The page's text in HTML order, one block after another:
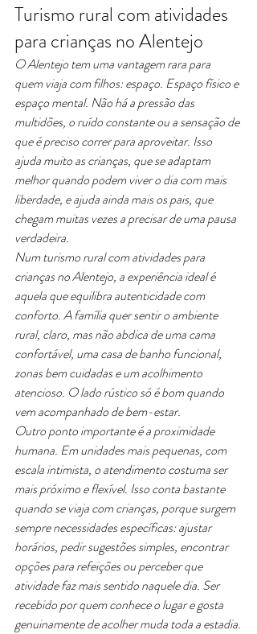
Turismo rural com atividades
para crianças no Alentejo
O Alentejo tem uma vantagem rara para
quem viaja com filhos: espaço. Espaço físico e
espaço mental. Não há a pressão das
multidões, o ruído constante ou a sensação de
que é preciso correr para aproveitar. Isso
ajuda muito as crianças, que se adaptam
melhor quando podem viver o dia com mais
liberdade, e ajuda ainda mais os pais, que
chegam muitas vezes a precisar de uma pausa
verdadeira.
Num turismo rural com atividades para
crianças no Alentejo, a experiência ideal é
aquela que equilibra autenticidade com
conforto. A família quer sentir o ambiente
rural, claro, mas não abdica de uma cama
confortável, uma casa de banho funcional,
zonas bem cuidadas e um acolhimento
atencioso. O lado rústico só é bom quando
vem acompanhado de bem-estar.
Outro ponto importante é a proximidade
humana. Em unidades mais pequenas, com
escala intimista, o atendimento costuma ser
mais próximo e flexível. Isso conta bastante
quando se viaja com crianças, porque surgem
sempre necessidades específicas: ajustar
horários, pedir sugestões simples, encontrar
opções para refeições ou perceber que
atividade faz mais sentido naquele dia. Ser
recebido por quem conhece o lugar e gosta
genuinamente de acolher muda toda a estadia.